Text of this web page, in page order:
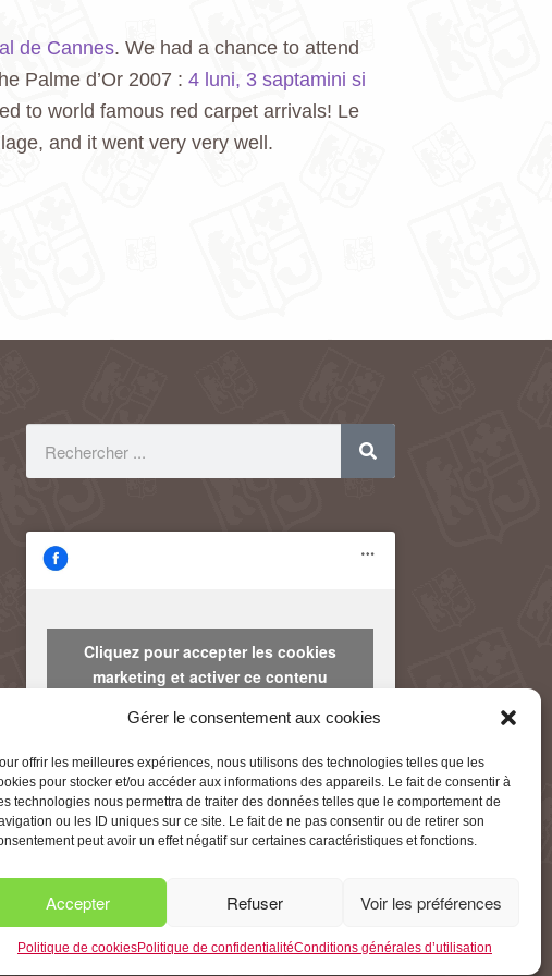
Gérer le consentement aux cookies
offrir les meilleures expériences, nous utilisons des technologies telles que les
pour stocker et/ou accéder aux informations des appareils. Le fait de consentir à
technologies nous permettra de traiter des données telles que le comportement de
ou les ID uniques sur ce site. Le fait de ne pas consentir ou de retirer son
peut avoir un effet négatif sur certaines caractéristiques et fonctions.
Accepter Refuser Voir les préférences
Politique de cookiesPolitique de confidentialitéConditions générales d’utilisation
de Cannes. We had a chance to attend
Palme d’Or 2007 : 4 luni, 3 saptamini si
to world famous red carpet arrivals! Le
and it went very very well.
Cliquez pour accepter les cookies
marketing et activer ce contenu